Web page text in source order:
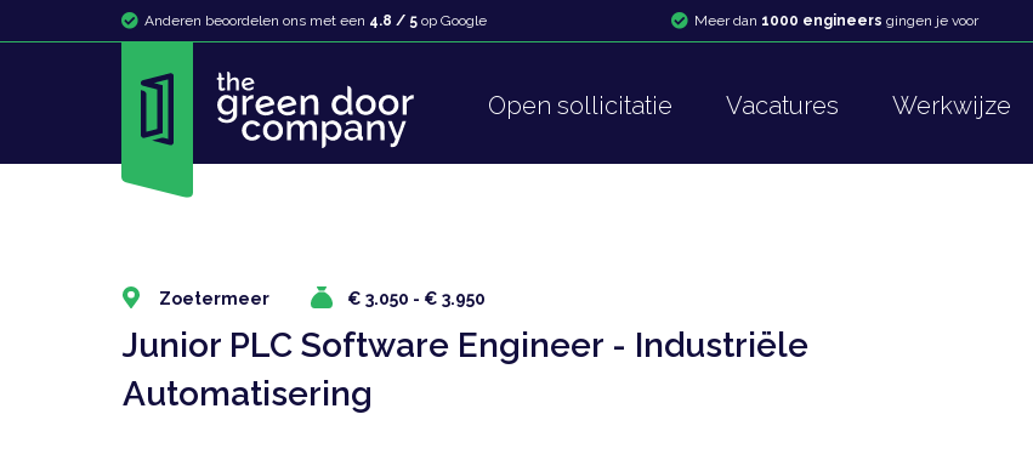
Anderen beoordelen ons met een 4.8 / 5 op Google Meer dan 1000 engineers gingen je voor
Open sollicitatie Vacatures Werkwijze
Zoetermeer € 3.050 - € 3.950
Junior PLC Software Engineer - Industriële
Automatisering